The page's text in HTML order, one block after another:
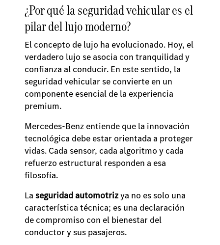
¿Por qué la seguridad vehicular es el
pilar del lujo moderno?
El concepto de lujo ha evolucionado. Hoy, el
verdadero lujo se asocia con tranquilidad y
confianza al conducir. En este sentido, la
seguridad vehicular se convierte en un
componente esencial de la experiencia
premium.
Mercedes-Benz entiende que la innovación
tecnológica debe estar orientada a proteger
vidas. Cada sensor, cada algoritmo y cada
refuerzo estructural responden a esa
filosofía.
La seguridad automotrizya no es solo una
característica técnica; es una declaración
de compromiso con el bienestar del
conductor y sus pasajeros.